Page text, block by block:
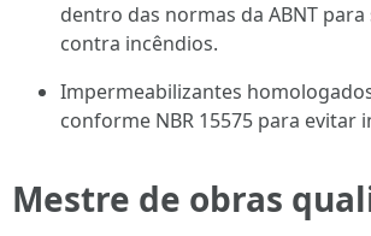
dentro das normas da ABNT
contra incêndios.
Impermeabilizantes
conforme NBR 15575 para evitar
Mestre de obras